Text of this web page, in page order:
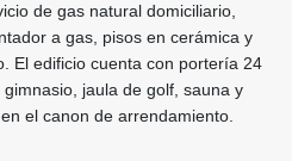
de gas natural domiciliario,
a gas, pisos en cerámica y
El edificio cuenta con portería 24
jaula de golf, sauna y
el canon de arrendamiento.